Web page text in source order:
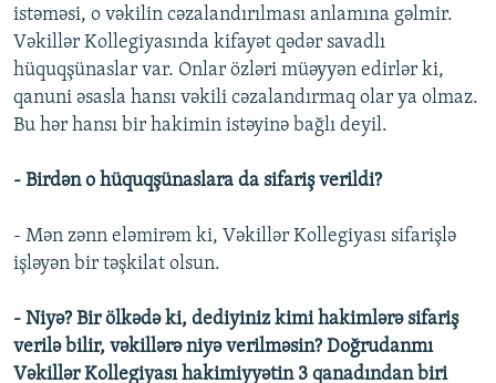
istəməsi, o vəkilin cəzalandırılması anlamına gəlmir.
Vəkillər Kollegiyasında kifayət qədər savadlı
hüquqşünaslar var. Onlar özləri müəyyən edirlər ki,
qanuni əsasla hansı vəkili cəzalandırmaq olar ya olmaz.
Bu hər hansı bir hakimin istəyinə bağlı deyil.
- Birdən o hüquqşünaslara da sifariş verildi?
- Mən zənn eləmirəm ki, Vəkillər Kollegiyası sifarişlə
işləyən bir təşkilat olsun.
- Niyə? Bir ölkədə ki, dediyiniz kimi hakimlərə sifariş
verilə bilir, vəkillərə niyə verilməsin? Doğrudanmı
Vəkillər Kollegiyası hakimiyyətin 3 qanadından biri